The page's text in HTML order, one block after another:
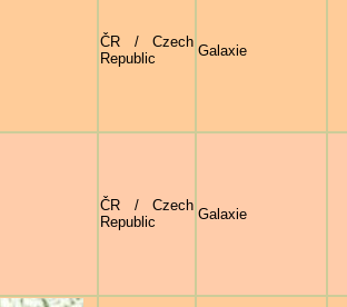
ČR / Czech
Republic
Galaxie
ČR / Czech
Republic
Galaxie